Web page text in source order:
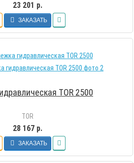
23 201 р.
ЗАКАЗАТЬ
TOR 2500
TOR
28 167 р.
ЗАКАЗАТЬ